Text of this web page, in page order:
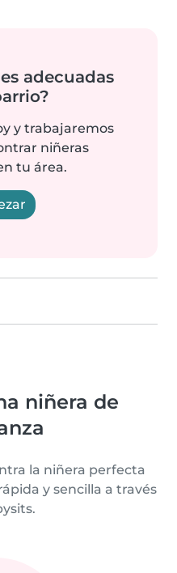
adecuadas
y trabajaremos
niñeras
tu área.
niñera de
la niñera perfecta
y sencilla a través